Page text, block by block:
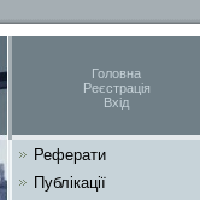
Головна
Реєстрація
Вхід
Реферати
Публікації